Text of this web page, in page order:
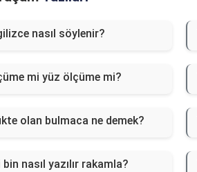
nasıl söylenir?
mi yüz ölçüme mi?
olan bulmaca ne demek?
nasıl yazılır rakamla?